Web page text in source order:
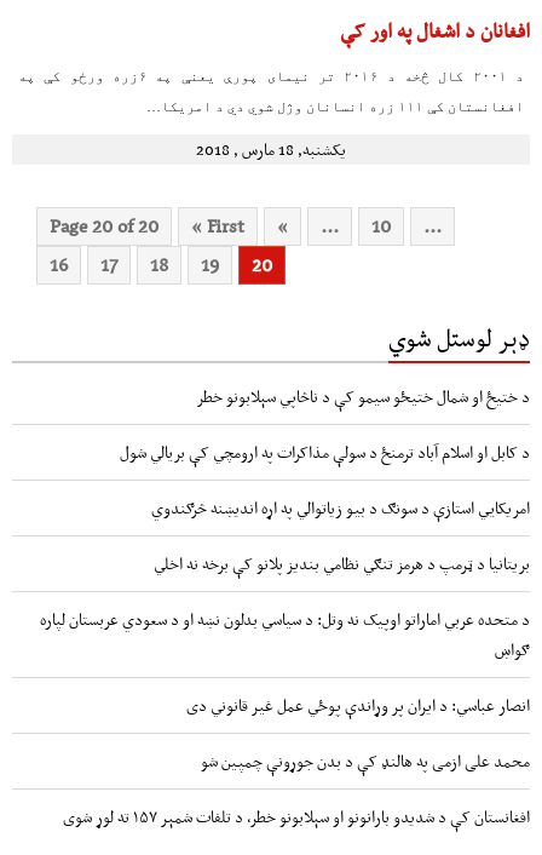
افغانان د اشغال په اور کې
د ۲۰۰۱ کال څخه د ۲۰۱۶ تر نیمای پورې یعنې په ۶زره ورځو کې په
افغانستان کې ۱۱۱ زره انسانان وژل شوي دي د امریکا…
یکشنبه, 18 مارس , 2018
Page 20 of 20 « First « ... 10
...
16
17 18 19 20
ډېر لوستل شوي
د ختیځ او شمال ختیځو سیمو کې د ناڅاپي سېلابونو خطر
د کابل او اسلام آباد ترمنځ د سولې مذاکرات په ارومچي کې بريالي شول
امریکايي استازې د سونګ د بیو زیاتوالي په اړه اندیښنه څرګندوي
بریتانیا د ټرمپ د هرمز تنګي نظامي بندیز پلانو کې برخه نه اخلي
د متحده عربي اماراتو اوپیک نه وتل: د سیاسي بدلون نښه او د سعودي عربستان لپاره
ګواښ
انصار عباسي: د ایران پر وړاندې پوځي عمل غیر قانوني دی
محمد علی ازمی په هالنډ کې د بدن جوړونې چمپین شو
افغانستان کې د شدیدو بارانونو او سېلابونو خطر، د تلفات شمېر ۱۵۷ ته لوړ شوی